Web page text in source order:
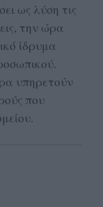
ως λύση τις
την ώρα
ίδρυμα
υπηρετούν
που